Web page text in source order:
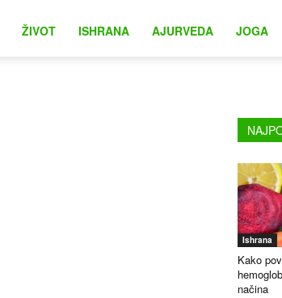
ŽIVOT ISHRANA AJURVEDA JOGA
Ishrana
Kako
načina